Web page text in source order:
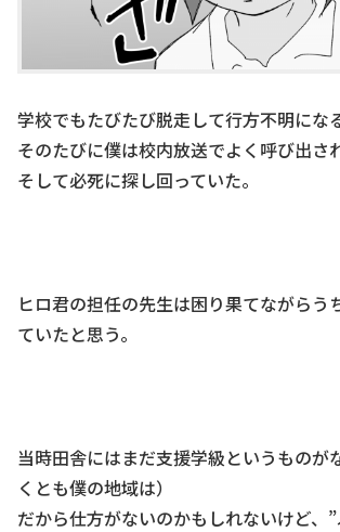
学校でもたびたび脱走して行方不明にな
そのたびに僕は校内放送でよく呼び出さ
そして必死に探し回っていた。
ヒロ君の担任の先生は困り果てながらう
ていたと思う。
当時田舎にはまだ支援学級というものが
くとも僕の地域は）
だから仕方がないのかもしれないけど、